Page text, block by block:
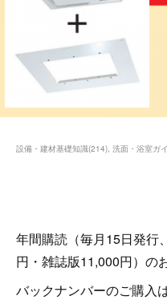
設備・建材基礎知識(214) 洗面・浴室ガ
年間購読（毎月15日発行
円・雑誌版11,000円）の
バックナンバーのご購入